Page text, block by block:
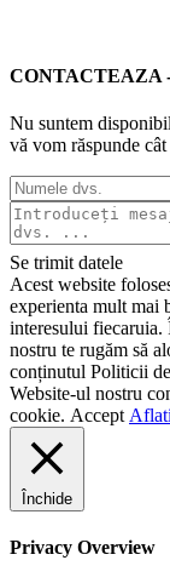
CONTACTEAZA
Nu suntem
vă vom răspunde
Se trimit datele
Acest website
experienta mult mai
interesului fiecaruia.
nostru te rugăm să
conținutul Politicii
Website-ul nostru
cookie. Accept
Închide
Privacy Overview